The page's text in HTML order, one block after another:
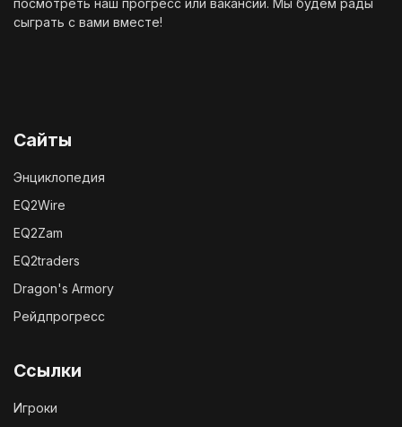
сыграть с вами вместе!
Сайты
Энциклопедия
EQ2Wire
EQ2Zam
EQ2traders
Dragon's Armory
Рейдпрогресс
Ссылки
Игроки